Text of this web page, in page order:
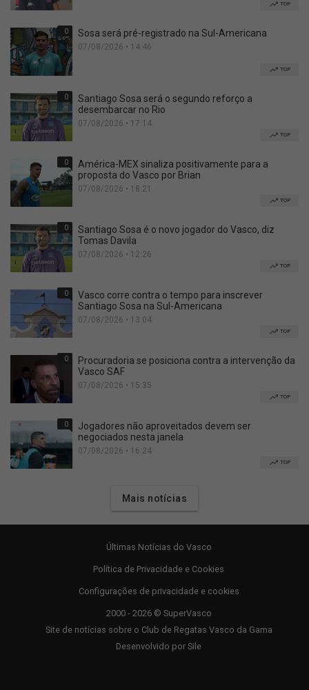
TOP
0 Sosa será pré-registrado na Sul-Americana
07/08/2026 • 14:46
TOP
0
Santiago Sosa será o segundo reforço a
desembarcar no Rio
07/08/2026 • 17:14
TOP
0
América-MEX sinaliza positivamente para a
proposta do Vasco por Brian
07/08/2026 • 18:21
TOP
0
Santiago Sosa é o novo jogador do Vasco, diz
Tomas Davila
07/08/2026 • 12:26
TOP
0
Vasco corre contra o tempo para inscrever
Santiago Sosa na Sul-Americana
07/08/2026 • 13:04
TOP
0
Procuradoria se posiciona contra a intervenção da
Vasco SAF
07/08/2026 • 15:35
TOP
0
Jogadores não aproveitados devem ser
negociados nesta janela
07/08/2026 • 16:24
TOP
Mais notícias
Últimas Notícias do Vasco
Política de Privacidade e Cookies
Configurações de privacidade e cookies
2000 - 2026 © SuperVasco
Site de notícias sobre o Club de Regatas Vasco da Gama
Desenvolvido por Sile